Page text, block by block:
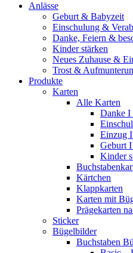
Anlässe
Geburt & Babyzeit
Einschulung &
Danke, Feiern &
Kinder stärken
Neues Zuhause &
Trost &
Produkte
Karten
Alle Karten
Danke I
Einzug I
Geburt
Kinder
Kärtchen
Klappkarten
Karten mit
Prägekarten
Sticker
Bügelbilder
Buchstaben